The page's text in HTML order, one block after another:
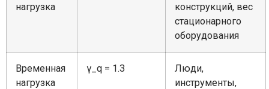
нагрузка
конструкций, вес
стационарного
оборудования
Временная
нагрузка
γ_q = 1.3
Люди,
инструменты,